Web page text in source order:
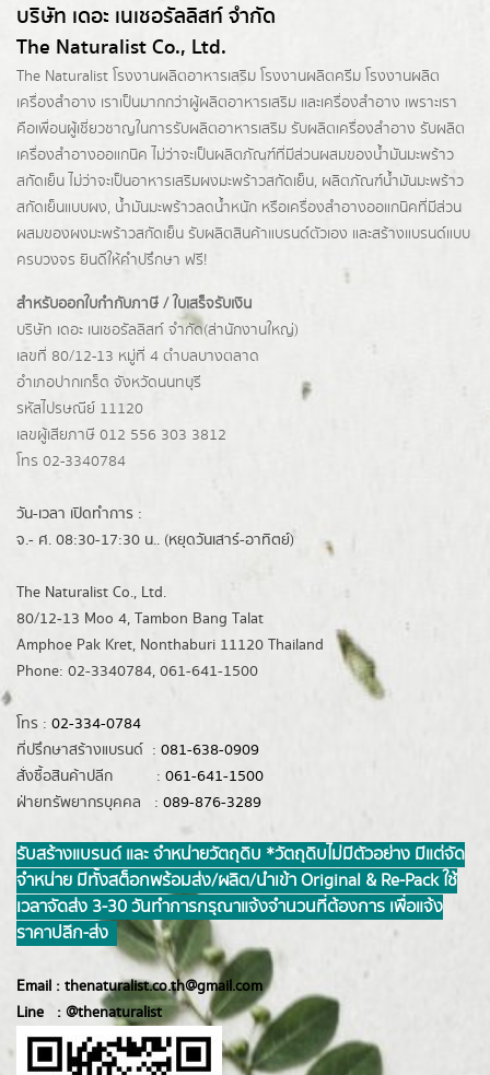
บริษัท เดอะ เนเชอรัลลิสท์ จำกัด
The Naturalist Co., Ltd.
The Naturalist โรงงานผลิตอาหารเสริม โรงงานผลิตครีม โรงงานผลิต
เครื่องสำอาง เราเป็นมากกว่าผู้ผลิตอาหารเสริม และเครื่องสำอาง เพราะเรา
คือเพื่อนผู้เชี่ยวชาญในการรับผลิตอาหารเสริม รับผลิตเครื่องสำอาง รับผลิต
เครื่องสำอางออแกนิค ไม่ว่าจะเป็นผลิตภัณฑ์ที่มีส่วนผสมของน้ำมันมะพร้าว
สกัดเย็น ไม่ว่าจะเป็นอาหารเสริมผงมะพร้าวสกัดเย็น, ผลิตภัณฑ์น้ำมันมะพร้าว
สกัดเย็นแบบผง, น้ำมันมะพร้าวลดน้ำหนัก หรือเครื่องสำอางออแกนิคที่มีส่วน
ผสมของผงมะพร้าวสกัดเย็น รับผลิตสินค้าแบรนด์ตัวเอง และสร้างแบรนด์แบบ
ครบวงจร ยินดีให้คำปรึกษา ฟรี!
สำหรับออกใบกำกับภาษี / ใบเสร็จรับเงิน
บริษัท เดอะ เนเชอรัลลิสท์ จำกัด(ส่านักงานใหญ่)
เลขที่ 80/12-13 หมู่ที่ 4 ตำบลบางตลาด
อำเภอปากเกร็ด จังหวัดนนทบุรี
รหัสไปรษณีย์ 11120
เลขผู้เสียภาษี 012 556 303 3812
โทร 02-3340784
วัน-เวลา เปิดทำการ :
จ.- ศ. 08:30-17:30 น.. (หยุดวันเสาร์-อาทิตย์)
The Naturalist Co., Ltd.
80/12-13 Moo 4, Tambon Bang Talat
Amphoe Pak Kret, Nonthaburi 11120 Thailand
Phone: 02-3340784, 061-641-1500
โทร : 02-334-0784
ที่ปรึกษาสร้างแบรนด์ : 081-638-0909
สั่งซื้อสินค้าปลีก : 061-641-1500
ฝ่ายทรัพยากรบุคคล : 089-876-3289
รับสร้างแบรนด์ และ จำหน่ายวัตถุดิบ *วัตถุดิบไม่มีตัวอย่าง มีแต่จัด
จำหน่าย มีทั้งสต็อกพร้อมส่ง/ผลิต/นำเข้า Original & Re-Pack ใช้
เวลาจัดส่ง 3-30 วันทำการ กรุณาแจ้งจำนวนที่ต้องการ เพื่อแจ้ง
ราคาปลีก-ส่ง
Email : thenaturalist.co.th@gmail.com
Line : @thenaturalist